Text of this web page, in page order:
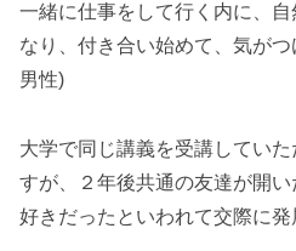
一緒に仕事をして行く内に、
なり、付き合い始めて、気が
男性)
大学で同じ講義を受講してい
すが、２年後共通の友達が開
好きだったといわれて交際に